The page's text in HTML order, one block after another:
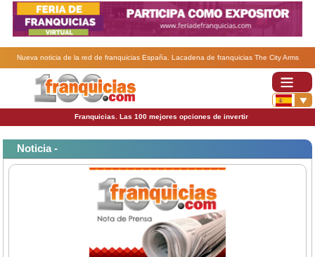
Nueva noticia de la red de franquicias España. Lacadena de franquicias The City Arms
galardonada con el premio BNFicio .
Franquicias. Las 100 mejores opciones de invertir
Noticia -